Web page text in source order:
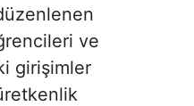
ve
girişimler